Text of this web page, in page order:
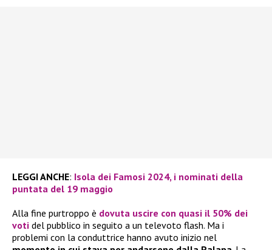
LEGGI ANCHE: Isola dei Famosi 2024, i nominati della
puntata del 19 maggio
Alla fine purtroppo è dovuta uscire con quasi il 50% dei
voti del pubblico in seguito a un televoto flash. Ma i
problemi con la conduttrice hanno avuto inizio nel